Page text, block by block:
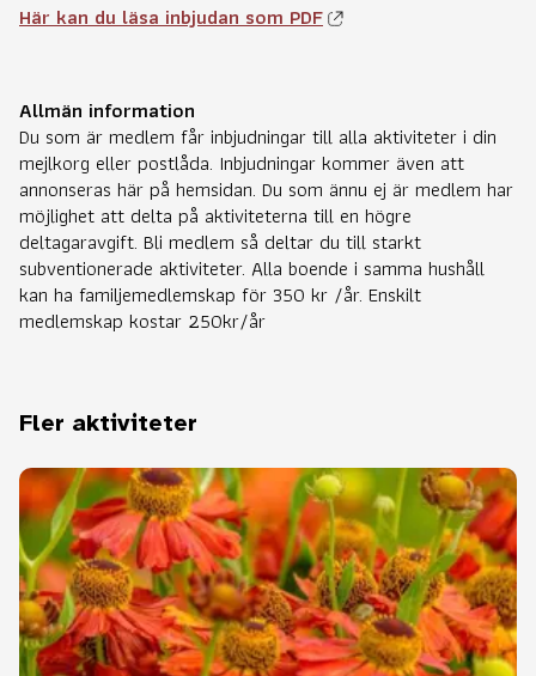
Här kan du läsa inbjudan som PDF
Allmän information
Du som är medlem får inbjudningar till alla aktiviteter i din
mejlkorg eller postlåda. Inbjudningar kommer även att
annonseras här på hemsidan. Du som ännu ej är medlem har
möjlighet att delta på aktiviteterna till en högre
deltagaravgift. Bli medlem så deltar du till starkt
subventionerade aktiviteter. Alla boende i samma hushåll
kan ha familjemedlemskap för 350 kr /år. Enskilt
medlemskap kostar 250kr/år
Fler aktiviteter